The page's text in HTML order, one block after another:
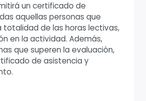
un certificado de
aquellas personas que
totalidad de las horas lectivas,
en la actividad. Además,
que superen la evaluación,
de asistencia y